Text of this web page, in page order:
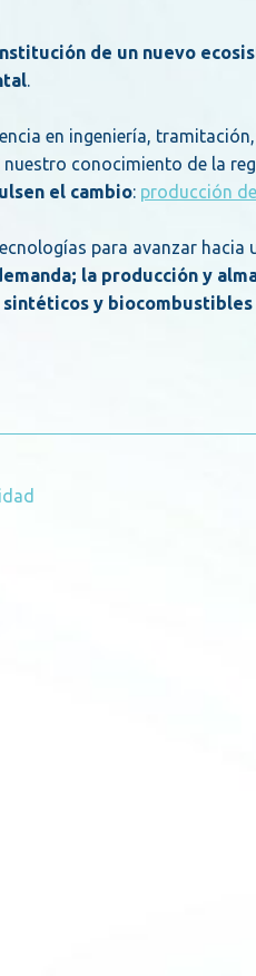
de un nuevo
.
en ingeniería,
nuestro conocimiento de la
el cambio: producción
para avanzar
la producción y
y